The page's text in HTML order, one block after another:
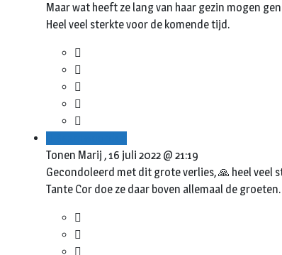
Maar wat heeft ze lang van haar gezin mogen
Heel veel sterkte voor de komende tijd.
Tonen Marij ,16 juli 2022 @ 21:19
Gecondoleerd met dit grote verlies, 🙏 heel
Tante Cor doe ze daar boven allemaal de